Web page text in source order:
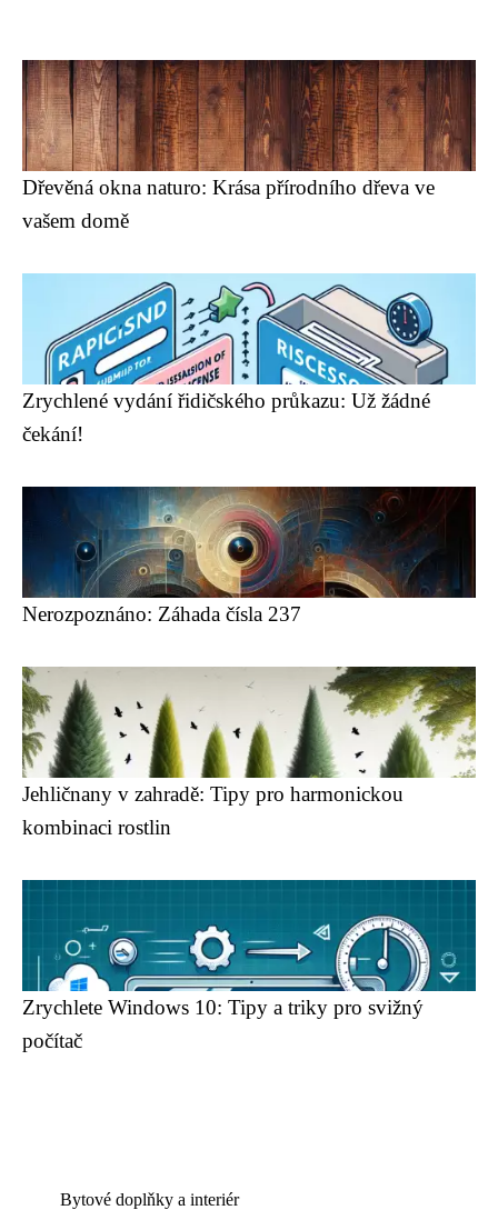
Dřevěná okna naturo: Krása přírodního dřeva ve
vašem domě
Zrychlené vydání řidičského průkazu: Už žádné
čekání!
Nerozpoznáno: Záhada čísla 237
Jehličnany v zahradě: Tipy pro harmonickou
kombinaci rostlin
Zrychlete Windows 10: Tipy a triky pro svižný
počítač
Bytové doplňky a interiér